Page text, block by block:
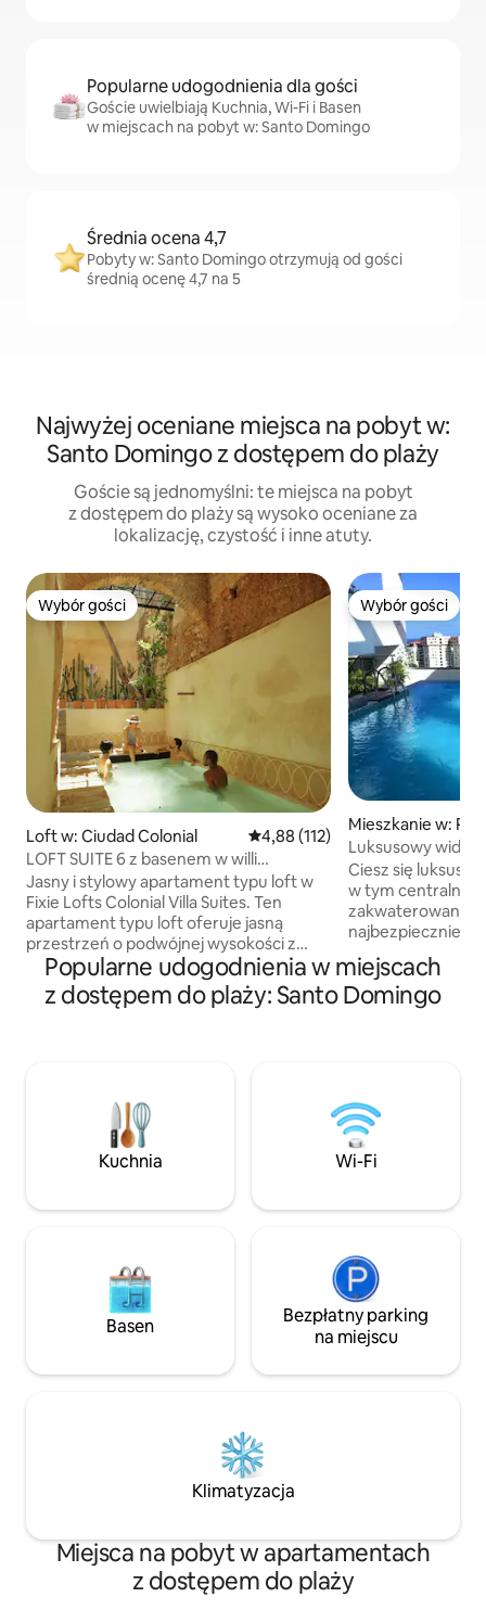
Popularne udogodnienia dla gości
Goście uwielbiają Kuchnia, Wi-Fi i Basen
w miejscach na pobyt w: Santo Domingo
Średnia ocena 4,7
Pobyty w: Santo Domingo otrzymują od gości
średnią ocenę 4,7 na 5
Najwyżej oceniane miejsca na pobyt w:
Santo Domingo z dostępem do plaży
Goście są jednomyślni: te miejsca na pobyt
z dostępem do plaży są wysoko oceniane za
lokalizację, czystość i inne atuty.
Wybór gości
Wybór gości
Loft w: Ciudad Colonial Średnia ocena: 4,88 na 5, liczba
4,88 (112)
LOFT SUITE 6 z basenem w willi
kolonialnej
Jasny i stylowy apartament typu loft w
Fixie Lofts Colonial Villa Suites. Ten
apartament typu loft oferuje jasną
przestrzeń o podwójnej wysokości z
łazienką. Ciesz się wyjątkowym światłem
i ciszą, a także wyposażoną kuchnią
(lodówka, kuchenka, kuchenka
zapewniają prywatną atmosferę willi.
Wspomniano o nas w Condé Nast
Traveler i AD. Sprawdź inne
apartamenty typu loft na naszym profilu
Wybór gości
Wybór gości
Mieszkanie w:
Luksusowy widok
miasta / basen
Ciesz się
w tym
zakwaterowania w jednej
gościnnych
mnóstwem
restauracjami,
supermarketami,
spektakularne
przestrzeń
bez krawędzi,
Popularne udogodnienia w miejscach
z dostępem do plaży: Santo Domingo
Kuchnia Wi-Fi
Basen
Bezpłatny parking
na miejscu
Klimatyzacja
Miejsca na pobyt w apartamentach
z dostępem do plaży